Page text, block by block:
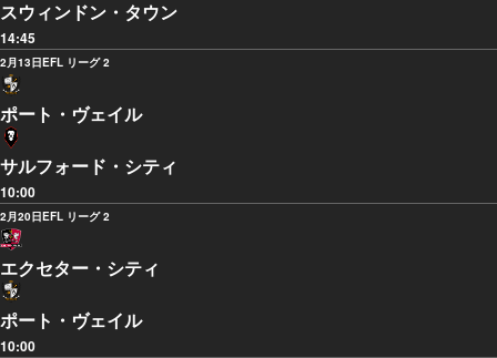
スウィンドン・タウン
14:45
2月13日EFL リーグ 2
ポート・ヴェイル
サルフォード・シティ
10:00
2月20日EFL リーグ 2
エクセター・シティ
ポート・ヴェイル
10:00